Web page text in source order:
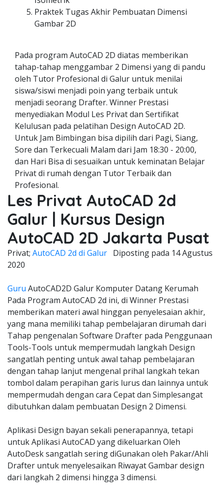
Praktek Tugas Akhir Pembuatan Dimensi
Gambar 2D
Pada program AutoCAD 2D diatas memberikan
tahap-tahap menggambar 2 Dimensi yang di pandu
oleh Tutor Profesional di Galur untuk menilai
siswa/siswi menjadi poin yang terbaik untuk
menjadi seorang Drafter. Winner Prestasi
menyediakan Modul Les Privat dan Sertifikat
Kelulusan pada pelatihan Design AutoCAD 2D.
Untuk Jam Bimbingan bisa dipilih dari Pagi, Siang,
Sore dan Terkecuali Malam dari Jam 18:30 - 20:00,
dan Hari Bisa di sesuaikan untuk keminatan Belajar
Privat di rumah dengan Tutor Terbaik dan
Profesional.
Les Privat AutoCAD 2d
Galur | Kursus Design
AutoCAD 2D Jakarta Pusat
Privat; AutoCAD 2d di Galur Diposting pada 14 Agustus
2020
Guru AutoCAD2D Galur Komputer Datang Kerumah
Pada Program AutoCAD 2d ini, di Winner Prestasi
memberikan materi awal hinggan penyelesaian akhir,
yang mana memiliki tahap pembelajaran dirumah dari
Tahap pengenalan Software Drafter pada Penggunaan
Tools-Tools untuk mempermudah langkah Design
sangatlah penting untuk awal tahap pembelajaran
dengan tahap lanjut mengenal prihal langkah tekan
tombol dalam perapihan garis lurus dan lainnya untuk
mempermudah dengan cara Cepat dan Simplesangat
dibutuhkan dalam pembuatan Design 2 Dimensi.
Aplikasi Design bayan sekali penerapannya, tetapi
untuk Aplikasi AutoCAD yang dikeluarkan Oleh
AutoDesk sangatlah sering diGunakan oleh Pakar/Ahli
Drafter untuk menyelesaikan Riwayat Gambar design
dari langkah 2 dimensi hingga 3 dimensi.